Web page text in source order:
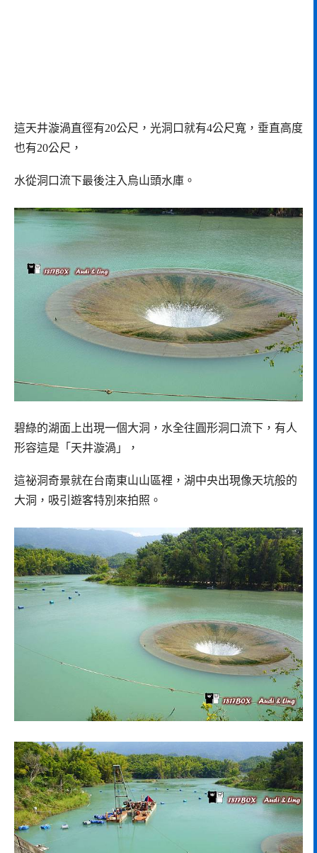
這天井漩渦直徑有20公尺，光洞口就有4公尺寬，垂直高度
也有20公尺，
水從洞口流下最後注入烏山頭水庫。
碧綠的湖面上出現一個大洞，水全往圓形洞口流下，有人
形容這是「天井漩渦」，
這祕洞奇景就在台南東山山區裡，湖中央出現像天坑般的
大洞，吸引遊客特別來拍照。